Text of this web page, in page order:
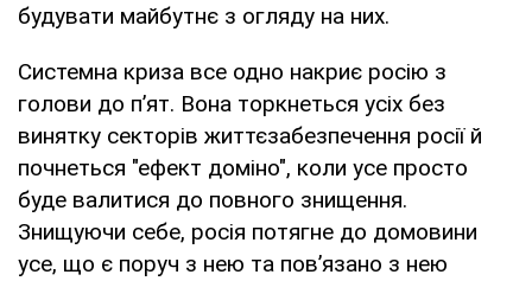
будувати майбутнє з огляду на них.
Системна криза все одно накриє росію з
голови до п’ят. Вона торкнеться усіх без
винятку секторів життєзабезпечення росії й
почнеться "ефект доміно", коли усе просто
буде валитися до повного знищення.
Знищуючи себе, росія потягне до домовини
усе, що є поруч з нею та пов’язано з нею